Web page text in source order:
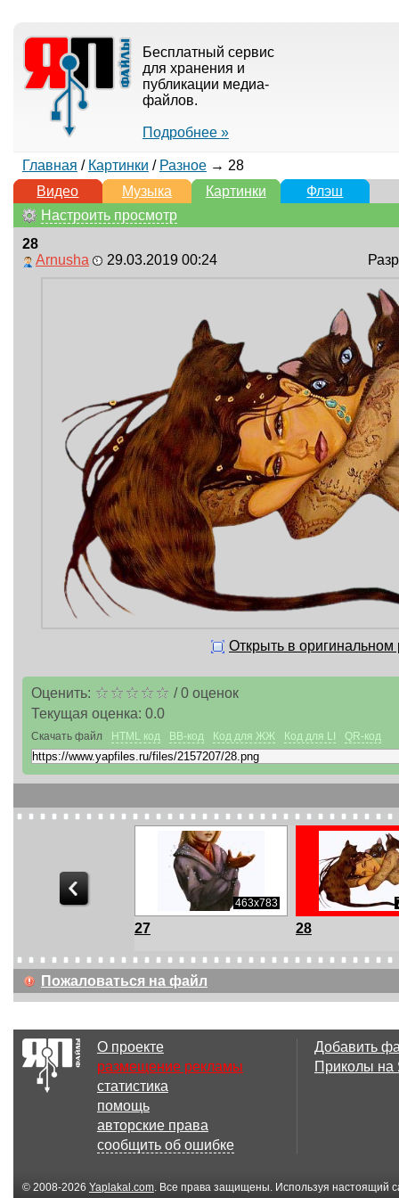
Бесплатный сервис
для хранения и
публикации медиа-
файлов.
Подробнее »
Главная / Картинки / Разное→ 28
Видео
Музыка Картинки
Флэш
Настроить просмотр
28
Arnusha
29.03.2019 00:24
Открыть в оригинальном
Оценить: /0оценок
Текущая оценка: 0.0
Скачать файл HTML код BB-код Код для ЖЖ Код для LI QR-код
592x804 463x783
27 28
Пожаловаться на файл
О проекте
размещение рекламы
статистика
помощь
авторские права
сообщить об ошибке
Добавить
Приколы
© 2008-2026 Yaplakal.com. Все права защищены. Используя настоящий